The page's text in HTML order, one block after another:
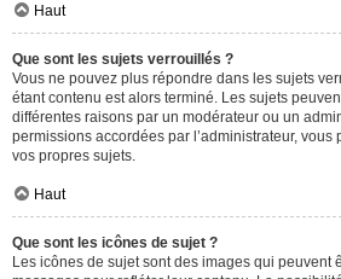
Haut
Que sont les sujets verrouillés ?
Vous ne pouvez plus répondre dans les sujets
étant contenu est alors terminé. Les sujets
différentes raisons par un modérateur ou un
permissions accordées par l’administrateur,
vos propres sujets.
Haut
Que sont les icônes de sujet ?
Les icônes de sujet sont des images qui peuvent